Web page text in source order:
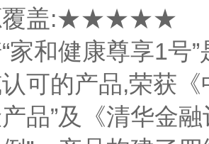
覆盖:★★★★★
家和健康尊享1号
可的产品,荣获
品”及《清华金